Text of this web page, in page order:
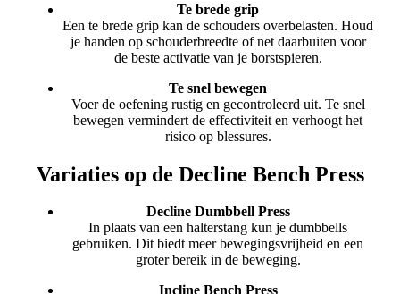
Te brede grip
Een te brede grip kan de schouders overbelasten. Houd
je handen op schouderbreedte of net daarbuiten voor
de beste activatie van je borstspieren.
Te snel bewegen
Voer de oefening rustig en gecontroleerd uit. Te snel
bewegen vermindert de effectiviteit en verhoogt het
risico op blessures.
Variaties op de Decline Bench Press
Decline Dumbbell Press
In plaats van een halterstang kun je dumbbells
gebruiken. Dit biedt meer bewegingsvrijheid en een
groter bereik in de beweging.
Incline Bench Press